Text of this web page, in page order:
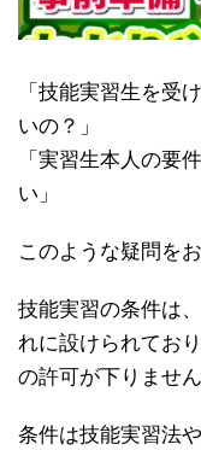
「技能実習生を受
いの？」
「実習生本人の要
い」
このような疑問を
技能実習の条件は
れに設けられてお
の許可が下りません
条件は技能実習法